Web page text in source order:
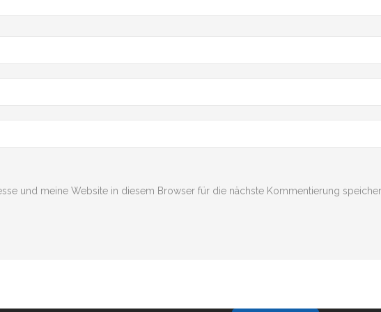
und meine Website in diesem Browser für die nächste Kommentierung